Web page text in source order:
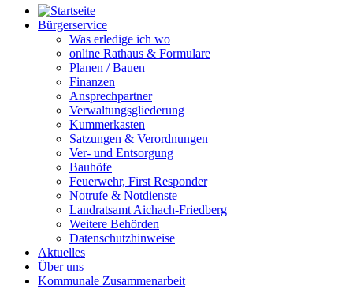
Bürgerservice
Was erledige ich wo
online Rathaus & Formulare
Planen / Bauen
Finanzen
Ansprechpartner
Verwaltungsgliederung
Kummerkasten
Satzungen & Verordnungen
Ver- und Entsorgung
Bauhöfe
Feuerwehr, First Responder
Notrufe & Notdienste
Landratsamt Aichach-Friedberg
Weitere Behörden
Datenschutzhinweise
Aktuelles
Über uns
Kommunale Zusammenarbeit